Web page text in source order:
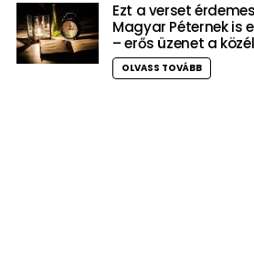
Ezt a verset
Magyar Péternek is
– erős üzenet a
OLVASS TOVÁBB